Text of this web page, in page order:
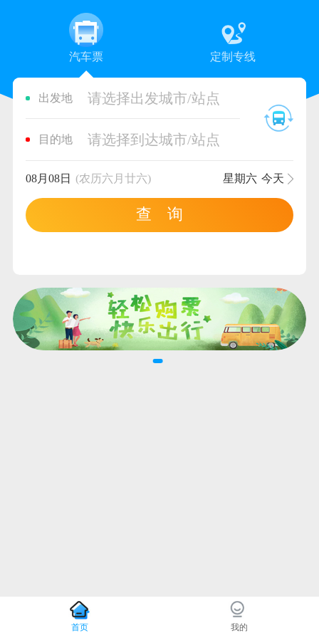
汽车票 定制专线
出发地 请选择出发城市/站点
目的地 请选择到达城市/站点
08月08日 (农历六月廿六) 星期六 今天
查 询
首页 我的